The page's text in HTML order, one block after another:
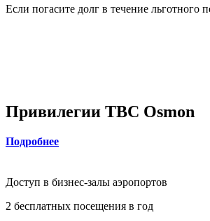
Если погасите долг в течение льготного
Привилегии TBC Osmon
Подробнее
Доступ в бизнес-залы аэропортов
2 бесплатных посещения в год